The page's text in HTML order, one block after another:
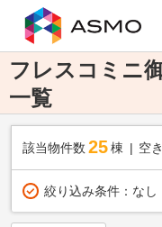
フレスコミニ
一覧
該当物件数 25棟 空
絞り込み条件： なし